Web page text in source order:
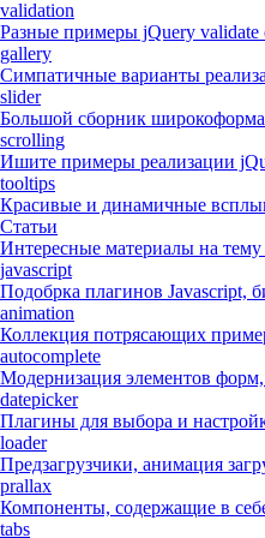
validation
Разные примеры jQuery validate
gallery
Симпатичные варианты
slider
Большой сборник
scrolling
Ишите примеры реализации
tooltips
Красивые и динамичные
Статьи
Интересные материалы на тему
javascript
Подобрка плагинов Javascript,
animation
Коллекция потрясающих
autocomplete
Модернизация элементов форм,
datepicker
Плагины для выбора и
loader
Предзагрузчики, анимация
prallax
Компоненты, содержащие в
tabs